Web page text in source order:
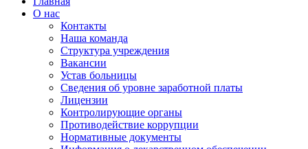
О нас
Контакты
Наша команда
Структура учреждения
Вакансии
Устав больницы
Сведения об уровне заработной платы
Лицензии
Контролирующие органы
Противодействие коррупции
Нормативные документы